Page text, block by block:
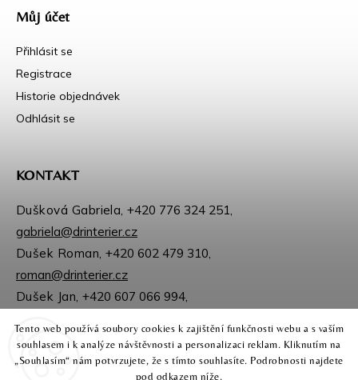
Tento web používá soubory cookies k zajištění funkčnosti webu a s vaším
souhlasem i k analýze návštěvnosti a personalizaci reklam. Kliknutím na
„Souhlasím“ nám potvrzujete, že s tímto souhlasíte. Podrobnosti najdete
pod odkazem níže.
Můj účet
Přihlásit se
Registrace
Historie objednávek
Odhlásit se
KONTAKT
Dušková Gabriela,+420 776 324 251,
gabriela@drinterier.cz
Dušek Roman,+420 602 479 310,
roman@drinterier.cz
Dušek Jan,+420 607 066 994,
Sledujte nás na Facebooku
Instagram